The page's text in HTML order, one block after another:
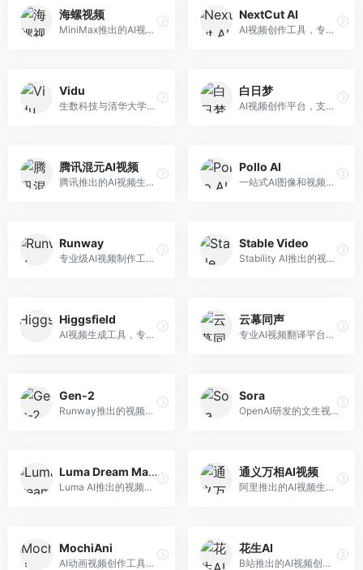
海螺视频
MiniMax推出的AI视频生成工具，支持高质量视频创作。面向内容创作者，提供文生视频、视频编辑等功能，生成速度快，视频效果自然流畅。
NextCut AI
AI视频创作工具，专注于智能剪辑和视频生成。面向视频创作者，提供智能剪辑、视频生成、特效添加等功能，剪辑效率高，适合快节奏内容生产。
Vidu
生数科技与清华大学联合研发的AI视频生成大模型。面向视频创作者和内容生产者，支持文生视频、图生视频，视频质量高，物理运动理解准确，国产视频生成领先工具。
白日梦
AI视频创作平台，支持生成长达50分钟的长视频内容。面向长视频创作者和内容生产者，支持故事视频生成、视频编辑等功能，适合叙事性内容创作。
腾讯混元AI视频
腾讯推出的AI视频生成工具，基于混元大模型。面向腾讯生态用户和内容创作者，支持文生视频、视频编辑等功能，与腾讯产品生态深度整合。
Pollo AI
一站式AI图像和视频创作平台，整合多种生成工具。面向内容创作者，提供文生图、文生视频、视频编辑等服务，创作工具全面，一站式体验便捷。
Runway
专业级AI视频制作工具，支持视频生成与编辑。面向影视制作人和创意工作者，提供文生视频、视频编辑、绿幕抠像等专业功能，视频处理能力强，适合专业创作场景。
Stable Video
Stability AI推出的视频生成模型，开源可部署。面向开发者和专业创作者，支持视频生成、视频编辑等功能，开源生态完善，定制化程度高。
Higgsfield
AI视频生成工具，专注于高质量视频内容创作。面向视频创作者和营销人员，支持文生视频、视频编辑等功能，视频效果逼真，适合商业应用。
云幕同声
专业AI视频翻译平台，支持视频多语言配音和字幕生成。面向跨境电商和内容出海从业者，提供视频翻译、配音、字幕生成等服务，多语言支持完善。
Gen-2
Runway推出的视频生成模型，专注于文生视频和视频风格转换。面向影视制作人和创意工作者，支持文本到视频、图像到视频等多种生成模式，视频质量专业级。
Sora
OpenAI研发的文生视频大模型，可根据文字描述生成长达60秒的高清视频。面向影视创作者、广告从业者和内容生产者，视频连贯性强，物理世界理解准确，代表了AI视频生成的最高水平。
Luma Dream Machine
Luma AI推出的视频生成工具，专注于高质量视频创作。面向影视创作者和内容生产者，支持文生视频、图生视频，视频质量高，物理运动流畅自然。
通义万相AI视频
阿里推出的AI视频生成服务，整合图像与视频创作能力。面向电商和营销从业者，支持商品视频生成、营销视频制作等服务，商业应用场景丰富。
MochiAni
AI动画视频创作工具，专注于动画内容生成。面向动画创作者和二次元内容生产者，支持动画风格视频生成，动画效果流畅，适合动漫内容创作。
花生AI
B站推出的AI视频创作工具，专注于短视频内容生成。面向B站创作者，支持视频生成、视频编辑等功能，与B站平台深度整合，创作效率高。